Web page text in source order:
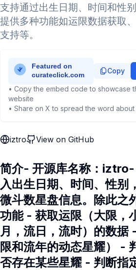
支持通过出生日期、时间和性
提供多种功能如运限数据获取
支持等。
Copy
• Copy the embed code to showcase
website
• Share on X to spread the word about
iztro View on GitHub
简介- 开源库名称：iztro-
入出生日期、时间、性别
微斗数星盘信息。除此之
功能 - 获取运限（大限，
月，流日，流时）的数据
限和流年的动态星耀） -
否存在某些星耀 - 判断指